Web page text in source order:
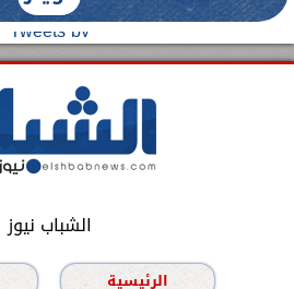
Tweets by
الشباب نيوز
الرئيسية